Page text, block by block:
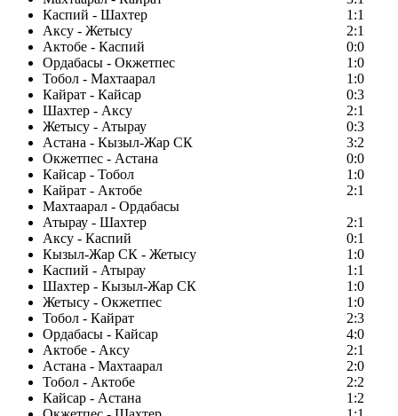
Каспий - Шахтер
1:1
Аксу - Жетысу
2:1
Актобе - Каспий
0:0
Ордабасы - Окжетпес
1:0
Тобол - Махтаарал
1:0
Кайрат - Кайсар
0:3
Шахтер - Аксу
2:1
Жетысу - Атырау
0:3
Астана - Кызыл-Жар СК
3:2
Окжетпес - Астана
0:0
Кайсар - Тобол
1:0
Кайрат - Актобе
2:1
Махтаарал - Ордабасы
Атырау - Шахтер
2:1
Аксу - Каспий
0:1
Кызыл-Жар СК - Жетысу
1:0
Каспий - Атырау
1:1
Шахтер - Кызыл-Жар СК
1:0
Жетысу - Окжетпес
1:0
Тобол - Кайрат
2:3
Ордабасы - Кайсар
4:0
Актобе - Аксу
2:1
Астана - Махтаарал
2:0
Тобол - Актобе
2:2
Кайсар - Астана
1:2